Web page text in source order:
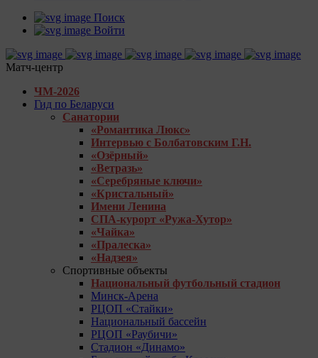
Поиск
Войти
Матч-центр
ЧМ-2026
Гид по Беларуси
Санатории
«Романтика Люкс»
Интервью с Болбатовским Г.Н.
«Озёрный»
«Ветразь»
«Серебряные ключи»
«Кристальный»
Имени Ленина
СПА-курорт «Ружа-Хутор»
«Чайка»
«Пралеска»
«Надзея»
Спортивные объекты
Национальный футбольный стадион
Минск-Арена
РЦОП «Стайки»
Национальный бассейн
РЦОП «Раубичи»
Стадион «Динамо»